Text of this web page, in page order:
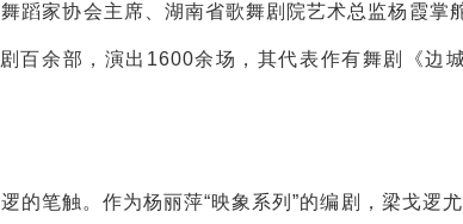
蹈家协会主席、湖南省歌舞剧院艺术总监杨霞掌
百余部，演出1600余场，其代表作有舞剧《边
的笔触。作为杨丽萍“映象系列”的编剧，梁戈逻